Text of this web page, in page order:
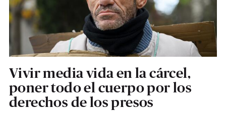
Vivir media vida en la cárcel,
poner todo el cuerpo por los
derechos de los presos